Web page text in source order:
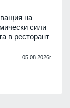
на
сили
в ресторант
05.08.2026г.